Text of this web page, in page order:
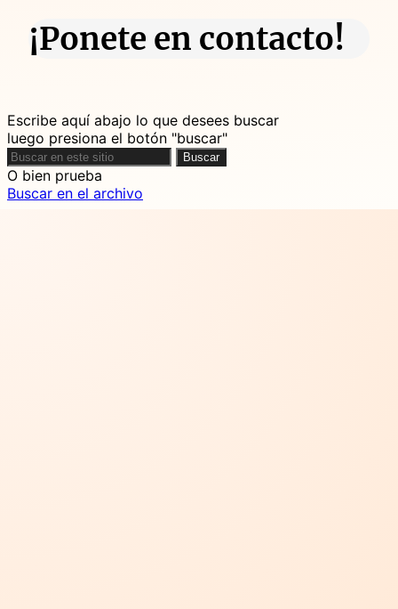
¡Ponete en contacto!
Escribe aquí abajo lo que desees buscar
luego presiona el botón "buscar"
Buscar
Buscar
O bien prueba
Buscar en el archivo